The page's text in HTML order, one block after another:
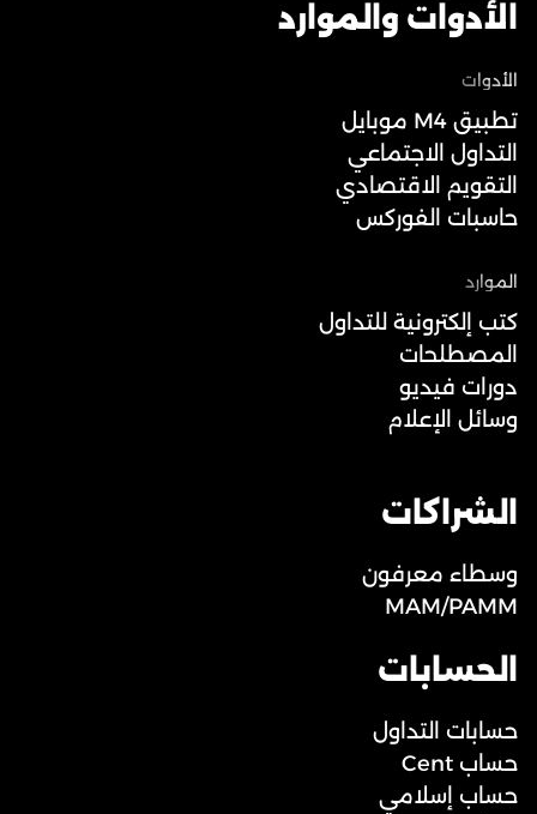
الأدوات والموارد
الأدوات
تطبيق M4 موبايل
التداول الاجتماعي
التقويم الاقتصادي
حاسبات الفوركس
الموارد
كتب إلكترونية للتداول
المصطلحات
دورات فيديو
وسائل الإعلام
الشراكات
وسطاء معرفون
MAM/PAMM
الحسابات
حسابات التداول
حساب Cent
حساب إسلامي